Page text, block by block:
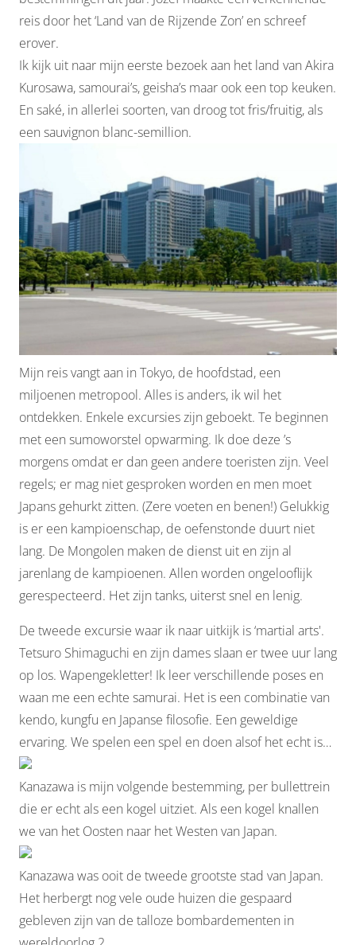
reis door het ‘Land van de Rijzende Zon’ en schreef
erover.
Ik kijk uit naar mijn eerste bezoek aan het land van Akira
Kurosawa, samourai’s, geisha’s maar ook een top keuken.
En saké, in allerlei soorten, van droog tot fris/fruitig, als
een sauvignon blanc-semillion.
Mijn reis vangt aan in Tokyo, de hoofdstad, een
miljoenen metropool. Alles is anders, ik wil het
ontdekken. Enkele excursies zijn geboekt. Te beginnen
met een sumoworstel opwarming. Ik doe deze ’s
morgens omdat er dan geen andere toeristen zijn. Veel
regels; er mag niet gesproken worden en men moet
Japans gehurkt zitten. (Zere voeten en benen!) Gelukkig
is er een kampioenschap, de oefenstonde duurt niet
lang. De Mongolen maken de dienst uit en zijn al
jarenlang de kampioenen. Allen worden ongelooflijk
gerespecteerd. Het zijn tanks, uiterst snel en lenig.
De tweede excursie waar ik naar uitkijk is ‘martial arts'.
Tetsuro Shimaguchi en zijn dames slaan er twee uur lang
op los. Wapengekletter! Ik leer verschillende poses en
waan me een echte samurai. Het is een combinatie van
kendo, kungfu en Japanse filosofie. Een geweldige
ervaring. We spelen een spel en doen alsof het echt is…
Kanazawa is mijn volgende bestemming, per bullettrein
die er echt als een kogel uitziet. Als een kogel knallen
we van het Oosten naar het Westen van Japan.
Kanazawa was ooit de tweede grootste stad van Japan.
Het herbergt nog vele oude huizen die gespaard
gebleven zijn van de talloze bombardementen in